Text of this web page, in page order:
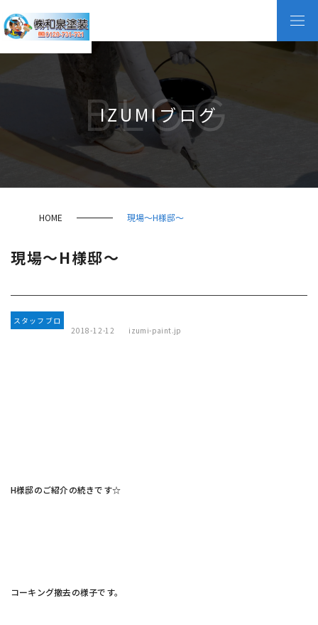
IZUMIブログ
BLOG
HOME 現場～H様邸～
現場～H様邸～
スタッフブロ
2018-12-12 izumi-paint.jp
H様邸のご紹介の続きです☆
コーキング撤去の様子です。